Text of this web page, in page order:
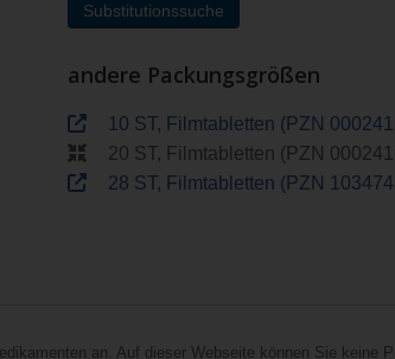
Substitutionssuche
andere Packungsgrößen
10 ST, Filmtabletten (PZN
20 ST, Filmtabletten (PZN
28 ST, Filmtabletten (PZN
an. Auf dieser Webseite können Sie keine